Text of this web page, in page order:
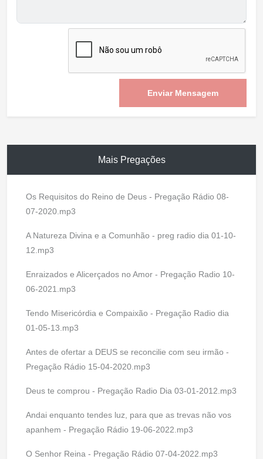
Enviar Mensagem
Mais Pregações
Os Requisitos do Reino de Deus - Pregação Rádio 08-
07-2020.mp3
A Natureza Divina e a Comunhão - preg radio dia 01-10-
12.mp3
Enraizados e Alicerçados no Amor - Pregação Radio 10-
06-2021.mp3
Tendo Misericórdia e Compaixão - Pregação Radio dia
01-05-13.mp3
Antes de ofertar a DEUS se reconcilie com seu irmão -
Pregação Rádio 15-04-2020.mp3
Deus te comprou - Pregação Radio Dia 03-01-2012.mp3
Andai enquanto tendes luz, para que as trevas não vos
apanhem - Pregação Rádio 19-06-2022.mp3
O Senhor Reina - Pregação Rádio 07-04-2022.mp3